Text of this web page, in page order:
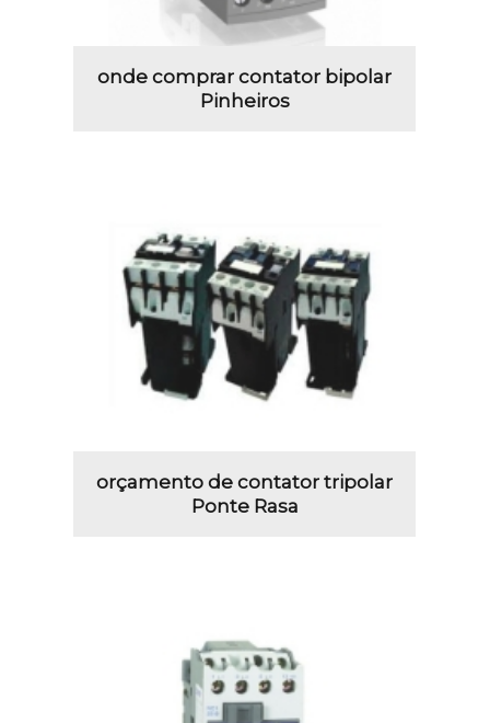
onde comprar contator bipolar
Pinheiros
orçamento de contator tripolar
Ponte Rasa